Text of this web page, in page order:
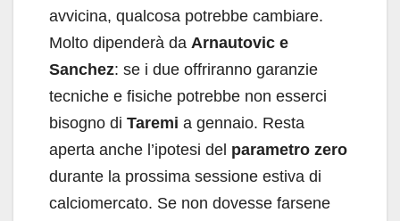
avvicina, qualcosa potrebbe cambiare.
Molto dipenderà da Arnautovic e
Sanchez: se i due offriranno garanzie
tecniche e fisiche potrebbe non esserci
bisogno di Taremi a gennaio. Resta
aperta anche l’ipotesi del parametro zero
durante la prossima sessione estiva di
calciomercato. Se non dovesse farsene